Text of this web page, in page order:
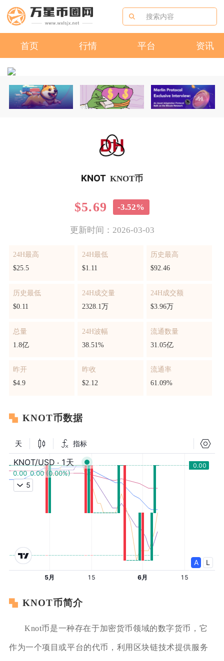
首页 行情 平台 资讯
KNOT KNOT币
$5.69 -3.52%
更新时间：2026-03-03
24H最高
$25.5
24H最低
$1.11
历史最高
$92.46
历史最低
$0.11
24H成交量
2328.1万
24H成交额
$3.96万
总量
1.8亿
24H波幅
38.51%
流通数量
31.05亿
昨开
$4.9
昨收
$2.12
流通率
61.09%
KNOT币数据
KNOT币简介
Knot币是一种存在于加密货币领域的数字货币，它
作为一个项目或平台的代币，利用区块链技术提供服务